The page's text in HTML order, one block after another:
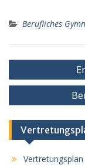
Berufliches
Vertretungsplan